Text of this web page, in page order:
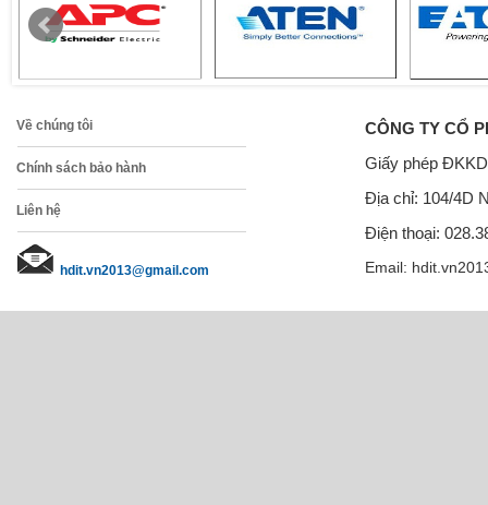
Về chúng tôi
Chính sách bảo hành
Liên hệ
hdit.vn2013@gmail.com
CÔNG TY CỔ
Giấy phép
Địa chỉ: 104/4D
Điện thoại:
Email: